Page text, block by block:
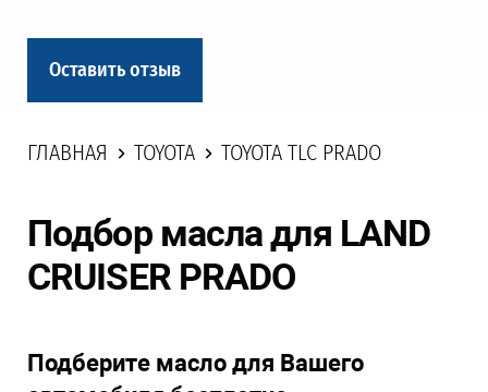
Оставить отзыв
ГЛАВНАЯ TOYOTA TOYOTA TLC PRADO
Подбор масла для LAND
CRUISER PRADO
Подберите масло для Вашего